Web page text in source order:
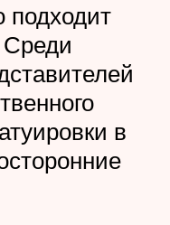
подходит
Среди
в